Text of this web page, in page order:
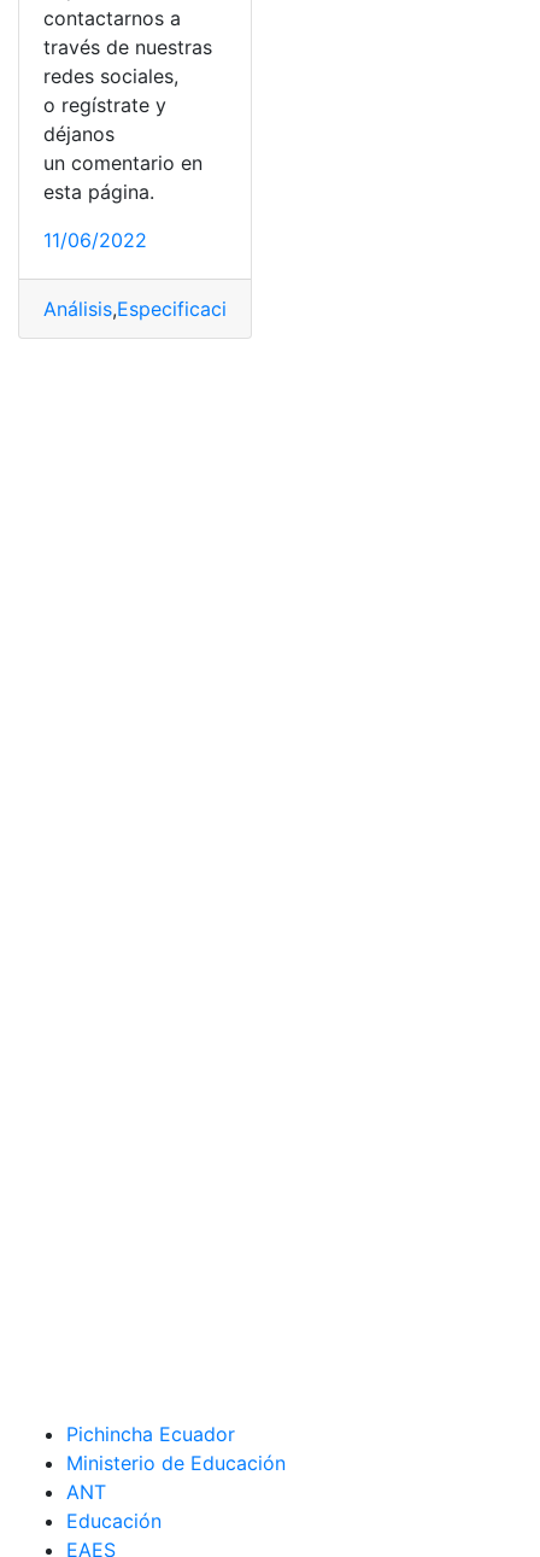
contactarnos a
través de nuestras
redes sociales,
o regístrate y
déjanos
un comentario en
esta página.
11/06/2022
Análisis,Especificaciones
Pichincha Ecuador
Ministerio de Educación
ANT
Educación
EAES